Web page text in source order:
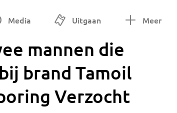
Media Uitgaan Meer
mannen die
brand Tamoil
Verzocht